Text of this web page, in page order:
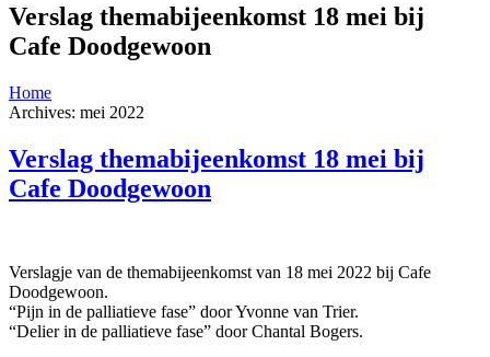
Verslag themabijeenkomst 18 mei bij
Cafe Doodgewoon
Home
Archives: mei 2022
Verslag themabijeenkomst 18 mei bij
Cafe Doodgewoon
Verslagje van de themabijeenkomst van 18 mei 2022 bij Cafe
Doodgewoon.
“Pijn in de palliatieve fase” door Yvonne van Trier.
“Delier in de palliatieve fase” door Chantal Bogers.